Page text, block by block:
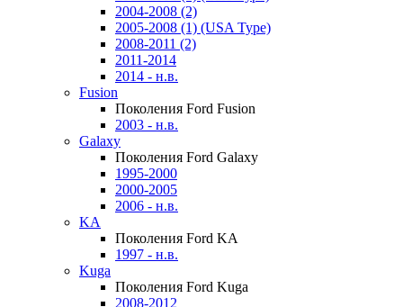
2004-2008 (2)
2005-2008 (1) (USA Type)
2008-2011 (2)
2011-2014
2014 - н.в.
Fusion
Поколения Ford Fusion
2003 - н.в.
Galaxy
Поколения Ford Galaxy
1995-2000
2000-2005
2006 - н.в.
KA
Поколения Ford KA
1997 - н.в.
Kuga
Поколения Ford Kuga
2008-2012